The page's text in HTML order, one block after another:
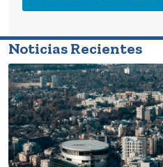
Noticias Recientes